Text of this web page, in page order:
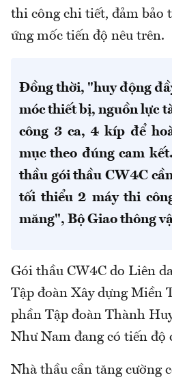
thi công chi tiết, đảm bảo
ứng mốc tiến độ nêu trên.
Đồng thời, "huy động
móc thiết bị, nguồn lực
công 3 ca, 4 kíp để
mục theo đúng cam
thầu gói thầu CW4C
tối thiểu 2 máy thi
măng", Bộ Giao thông
Gói thầu CW4C do Liên
Tập đoàn Xây dựng Miền
phần Tập đoàn Thành
Như Nam đang có tiến độ
Nhà thầu cần tăng cường